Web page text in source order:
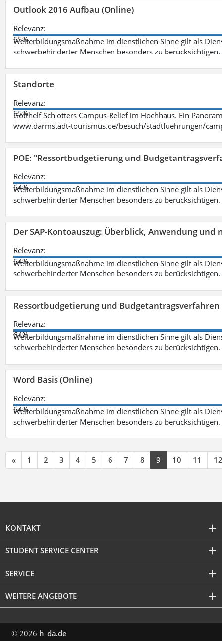
Outlook 2016 Aufbau (Online)
Relevanz:
65%
Weiterbildungsmaßnahme im dienstlichen Sinne gilt als
schwerbehinderter Menschen besonders zu berücksichtigen.
Standorte
Relevanz:
65%
Gotthelf Schlotters Campus-Relief im Hochhaus. Ein
www.darmstadt-tourismus.de/besuch/stadtfuehrungen/
POE: "Ressortbudgetierung und
Relevanz:
64%
Weiterbildungsmaßnahme im dienstlichen Sinne gilt als
schwerbehinderter Menschen besonders zu berücksichtigen.
Der SAP-Kontoauszug: Überblick, Anwendung
Relevanz:
64%
Weiterbildungsmaßnahme im dienstlichen Sinne gilt als
schwerbehinderter Menschen besonders zu berücksichtigen.
Ressortbudgetierung und Budgetantragsverfahren
Relevanz:
64%
Weiterbildungsmaßnahme im dienstlichen Sinne gilt als
schwerbehinderter Menschen besonders zu berücksichtigen.
Word Basis (Online)
Relevanz:
64%
Weiterbildungsmaßnahme im dienstlichen Sinne gilt als
schwerbehinderter Menschen besonders zu berücksichtigen.
« 1 2 3 4 5 6 7 8 9 10 11 12
KONTAKT
STUDENT SERVICE CENTER
SERVICE
WEITERE ANGEBOTE
© 2026 h_da.de